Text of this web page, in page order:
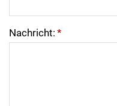
Nachricht: *